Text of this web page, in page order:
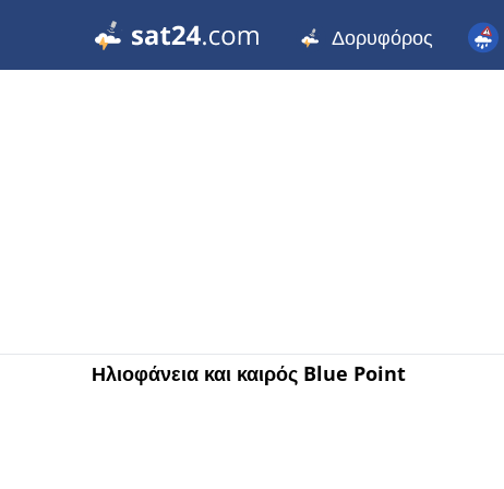
Δορυφόρος
Ηλιοφάνεια και καιρός Blue Point